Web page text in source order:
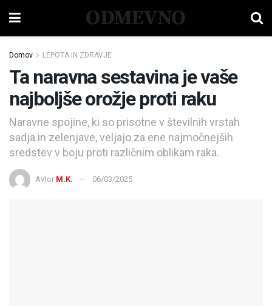
ODMEVNO
Domov LEPOTA IN ZDRAVJE
Ta naravna sestavina je vaše
najboljše orožje proti raku
Naravne spojine, ki so prisotne v številnih vrstah
sadja in zelenjave, veljajo za ene najmočnejših
sredstev v boju proti različnim oblikam raka.
Avtor M.K. 06/03/2025